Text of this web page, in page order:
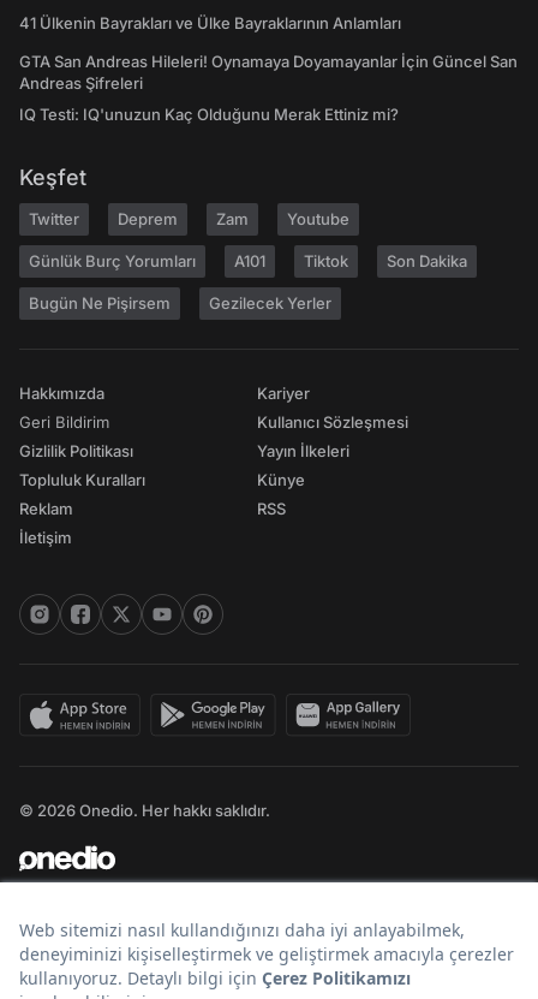
41 Ülkenin Bayrakları ve Ülke Bayraklarının Anlamları
GTA San Andreas Hileleri! Oynamaya Doyamayanlar İçin Güncel San
Andreas Şifreleri
IQ Testi: IQ'unuzun Kaç Olduğunu Merak Ettiniz mi?
Keşfet
Twitter Deprem Zam Youtube
Günlük Burç Yorumları A101 Tiktok Son Dakika
Bugün Ne Pişirsem Gezilecek Yerler
Hakkımızda
Geri Bildirim
Gizlilik Politikası
Topluluk Kuralları
Reklam
İletişim
Kariyer
Kullanıcı Sözleşmesi
Yayın İlkeleri
Künye
RSS
© 2026 Onedio. Her hakkı saklıdır.
Bir markasıdır.